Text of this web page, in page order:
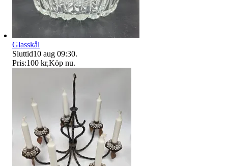
Glasskål
Sluttid10 aug 09:30.
Pris:100 kr,Köp nu.